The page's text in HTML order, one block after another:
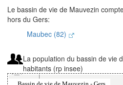
Le bassin de vie de Mauvezin
hors du Gers:
Maubec (82)
La population du bassin de vie
habitants (rp insee)